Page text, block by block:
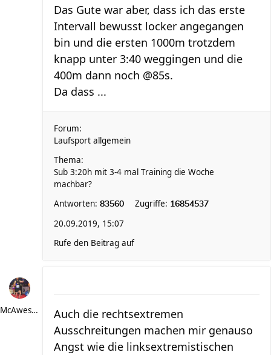
Das Gute war aber, dass ich das erste
Intervall bewusst locker angegangen
bin und die ersten 1000m trotzdem
knapp unter 3:40 weggingen und die
400m dann noch @85s.
Da dass ...
Forum:
Laufsport allgemein
Thema:
Sub 3:20h mit 3-4 mal Training die Woche
machbar?
Antworten: 83560 Zugriffe: 16854537
20.09.2019, 15:07
Rufe den Beitrag auf
McAwesome
Auch die rechtsextremen
Ausschreitungen machen mir genauso
Angst wie die linksextremistischen